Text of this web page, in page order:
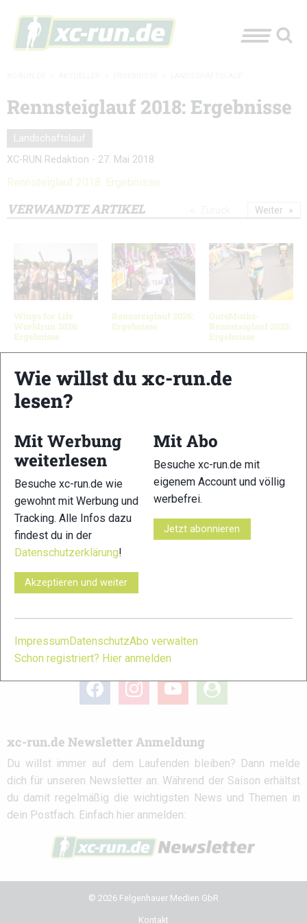
Rennsteiglauf 2018: Ergebnisse
Landschaftslauf
XC-RUN Redaktion - 27. Mai 2018
Rennsteiglauf 2018: Ergebnisse
VERWANDTE ARTIKEL
Wings for Life
Worldrun 2026:
Ergebnisse
Rennsteiglauf 2026:
Ergebnisse
GutsMuths-
Rennsteiglauf 2025:
Ergebnisse
Weiter
Schreibe einen Kommentar
xc-run.de ist DAS deutschsprachige Trailrunning-Portal mit
aktuellen News aus der Szene, einer Traildatenbank,
Trailrunning-Community und allem was du sonst noch über
deine Lieblingssportart wissen solltest.
ObTrailrunning-Anfänger oder Profi-Sportler, wir haben
immer ein offenes Ohr für dich! Du kannst uns jederzeit über
dasKontaktformularerreichen.
Partner
xc-run.de in den sozialen Netzwerken
facebookinstagramyoutubeuser-
circle
xc-run.de Newsletter Anmeldung
Du willst immer auf dem Laufenden bleiben? Dann melde
dich für unseren Newsletter an. Während der Saison erhältst
du damit regelmäßig die wichtigsten News und Themen in
dein Postfach. Einfach hier anmelden:
© 2026 Felgenhauer Medien GbR
Kontakt
Wie willst du xc-run.de
lesen?
Mit Werbung
weiterlesen
Besuche xc-run.de wie
gewohnt mit Werbung und
Tracking. Alle Infos dazu
findest du in der
Datenschutzerklärung!
Akzeptieren und weiter
Mit Abo
Besuche xc-run.de mit
eigenem Account und völlig
werbefrei.
Jetzt abonnieren
ImpressumDatenschutzAbo verwalten
Schon registriert? Hier anmelden